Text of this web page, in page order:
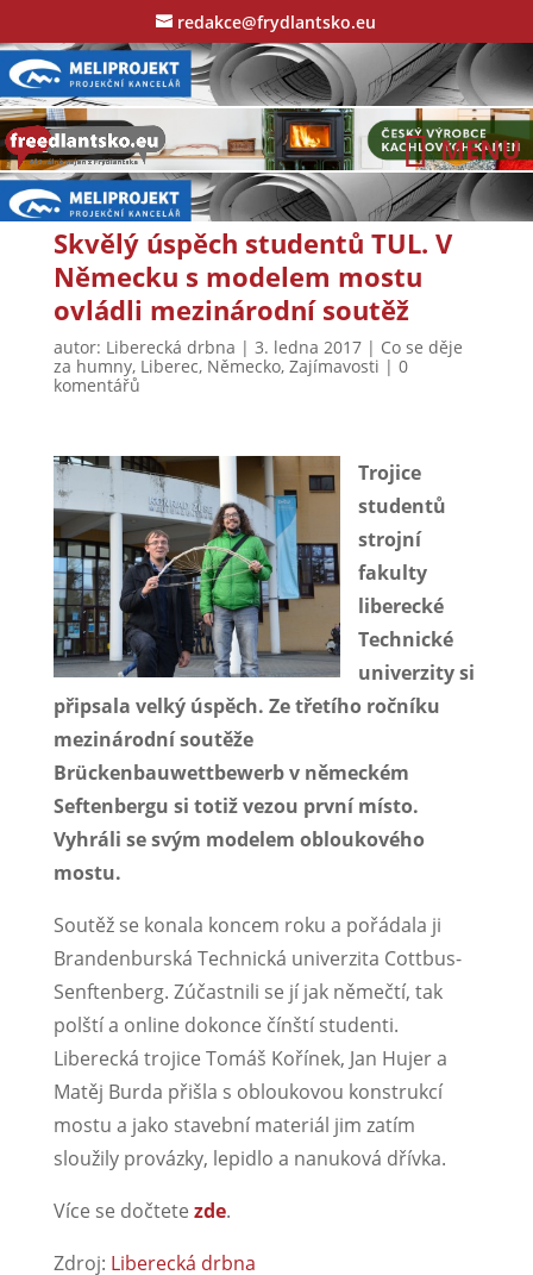
redakce@frydlantsko.eu
Skvělý úspěch studentů TUL. V
Německu s modelem mostu
ovládli mezinárodní soutěž
autor: Liberecká drbna | 3. ledna 2017| Co se děje
za humny, Liberec, Německo, Zajímavosti | 0
komentářů
Trojice
studentů
strojní
fakulty
liberecké
Technické
univerzity si
připsala velký úspěch. Ze třetího ročníku
mezinárodní soutěže
Brückenbauwettbewerb v německém
Seftenbergu si totiž vezou první místo.
Vyhráli se svým modelem obloukového
mostu.
Soutěž se konala koncem roku a pořádala ji
Brandenburská Technická univerzita Cottbus-
Senftenberg. Zúčastnili se jí jak němečtí, tak
polští a online dokonce čínští studenti.
Liberecká trojice Tomáš Kořínek, Jan Hujer a
Matěj Burda přišla s obloukovou konstrukcí
mostu a jako stavební materiál jim zatím
sloužily provázky, lepidlo a nanuková dřívka.
Více se dočtete zde.
Zdroj: Liberecká drbna